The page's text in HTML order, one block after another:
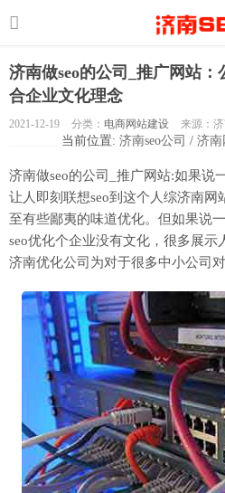
济南做seo的公司_推广网站
合企业文化理念
2021-12-19 分类： 电商网站建设 来源：
当前位置: 济南seo公司 / 济南
济南做seo的公司_推广网站:如果说
让人即刻联想seo到这个人综济南
至有些鄙夷的味道优化。但如果说
seo优化个企业没有文化，很多展示
济南优化公司为对于很多中小公司对